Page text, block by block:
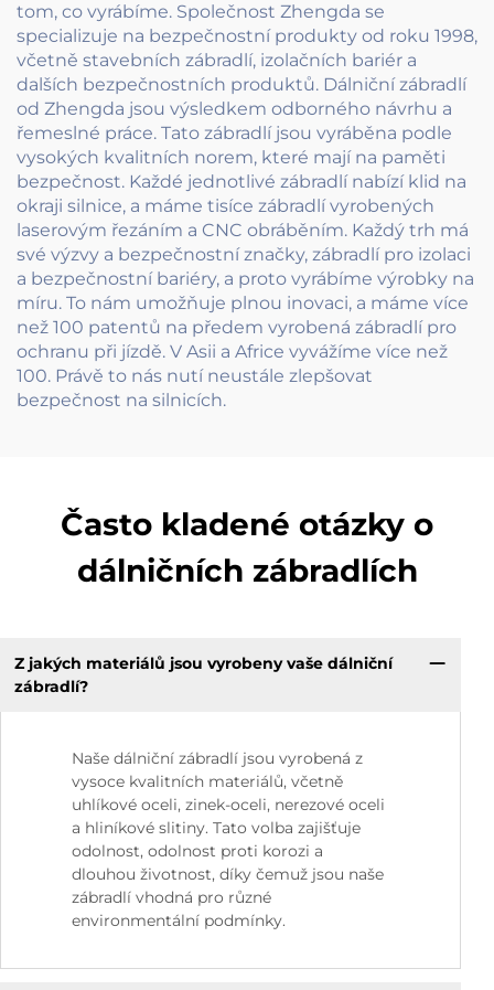
tom, co vyrábíme. Společnost Zhengda se
specializuje na bezpečnostní produkty od roku 1998,
včetně stavebních zábradlí, izolačních bariér a
dalších bezpečnostních produktů. Dálniční zábradlí
od Zhengda jsou výsledkem odborného návrhu a
řemeslné práce. Tato zábradlí jsou vyráběna podle
vysokých kvalitních norem, které mají na paměti
bezpečnost. Každé jednotlivé zábradlí nabízí klid na
okraji silnice, a máme tisíce zábradlí vyrobených
laserovým řezáním a CNC obráběním. Každý trh má
své výzvy a bezpečnostní značky, zábradlí pro izolaci
a bezpečnostní bariéry, a proto vyrábíme výrobky na
míru. To nám umožňuje plnou inovaci, a máme více
než 100 patentů na předem vyrobená zábradlí pro
ochranu při jízdě. V Asii a Africe vyvážíme více než
100. Právě to nás nutí neustále zlepšovat
bezpečnost na silnicích.
Často kladené otázky o
dálničních zábradlích
Z jakých materiálů jsou vyrobeny vaše dálniční
zábradlí?
Naše dálniční zábradlí jsou vyrobená z
vysoce kvalitních materiálů, včetně
uhlíkové oceli, zinek-oceli, nerezové oceli
a hliníkové slitiny. Tato volba zajišťuje
odolnost, odolnost proti korozi a
dlouhou životnost, díky čemuž jsou naše
zábradlí vhodná pro různé
environmentální podmínky.